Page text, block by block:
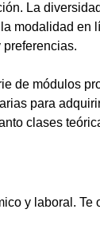
La
modalidad
de módulos
para
clases
y laboral.